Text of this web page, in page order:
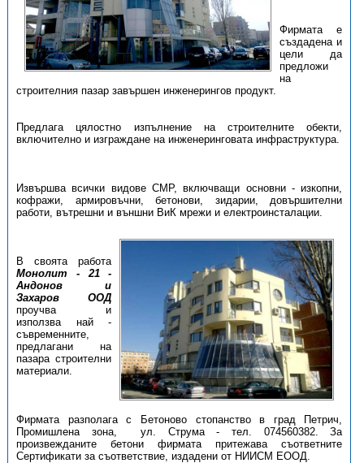
Фирмата е
създадена и
цели да
предложи
на
строителния пазар завършен инженерингов продукт.
Предлага цялостно изпълнение на строителните обекти,
включително и изграждане на инженеринговата инфраструктура.
Извършва всички видове СМР, включващи основни - изкопни,
кофражи, армировъчни, бетонови, зидарии, довършителни
работи, вътрешни и външни ВиК мрежи и електроинсталации.
В своята работа
Монолит - 21 -
Андонов и
Захаров ООД
проучва и
използва най -
съвременните,
предлагани на
пазара строителни
материали.
Фирмата разполага с Бетоново стопанство в град Петрич,
Промишлена зона, ул. Струма - тел. 074560382. За
произвежданите бетони фирмата притежава съответните
Сертификати за съответствие, издадени от НИИСМ ЕООД.